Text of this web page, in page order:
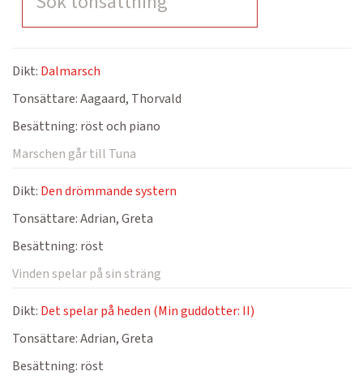
Dikt: Dalmarsch
Tonsättare:Aagaard, Thorvald
Besättning: röst och piano
Marschen går till Tuna
Dikt: Den drömmande systern
Tonsättare:Adrian, Greta
Besättning: röst
Vinden spelar på sin sträng
Dikt: Det spelar på heden (Min guddotter: II)
Tonsättare:Adrian, Greta
Besättning: röst